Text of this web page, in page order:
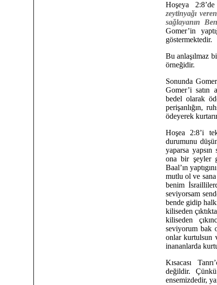
Hoşeya
zeytinyağı
sağlayanın
Gomer’in
göstermektedir.
Bu anlaşılmaz
örneğidir.
Sonunda
Gomer’i satın
bedel olarak
perişanlığın,
ödeyerek
Hoşea 2:8’i
durumunu
yaparsa
ona bir şeyler
Baal’ın
mutlu ol ve
benim
seviyorsam
bende gidip
kiliseden
kiliseden
seviyorum bak
onlar kurtulsun
inananlarda
Kısacası
değildir.
ensemizdedir,